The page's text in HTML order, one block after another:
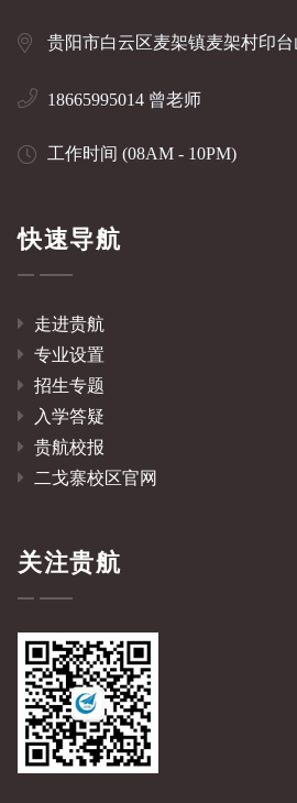
贵阳市白云区麦架镇麦架村印台
18665995014 曾老师
工作时间 (08AM - 10PM)
快速导航
走进贵航
专业设置
招生专题
入学答疑
贵航校报
二戈寨校区官网
关注贵航